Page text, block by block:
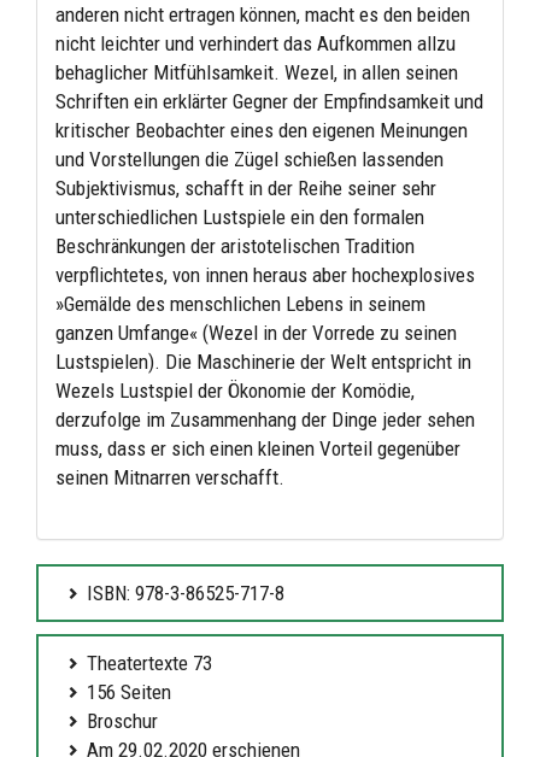
anderen nicht ertragen können, macht es den beiden
nicht leichter und verhindert das Aufkommen allzu
behaglicher Mitfühlsamkeit. Wezel, in allen seinen
Schriften ein erklärter Gegner der Empfindsamkeit und
kritischer Beobachter eines den eigenen Meinungen
und Vorstellungen die Zügel schießen lassenden
Subjektivismus, schafft in der Reihe seiner sehr
unterschiedlichen Lustspiele ein den formalen
Beschränkungen der aristotelischen Tradition
verpflichtetes, von innen heraus aber hochexplosives
»Gemälde des menschlichen Lebens in seinem
ganzen Umfange« (Wezel in der Vorrede zu seinen
Lustspielen). Die Maschinerie der Welt entspricht in
Wezels Lustspiel der Ökonomie der Komödie,
derzufolge im Zusammenhang der Dinge jeder sehen
muss, dass er sich einen kleinen Vorteil gegenüber
seinen Mitnarren verschafft.
ISBN: 978-3-86525-717-8
Theatertexte 73
156 Seiten
Broschur
Am 29.02.2020 erschienen